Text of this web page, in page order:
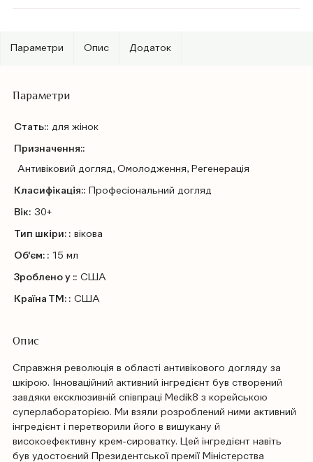
Параметри Опис Додаток
Параметри
Стать:: для жінок
Призначення::
Антивіковий догляд, Омолодження, Регенерація
Класифікація:: Профеcіональний догляд
Вік: 30+
Тип шкіри: : вікова
Об'єм: : 15 мл
Зроблено у :: США
Країна ТМ: : США
Опис
Справжня революція в області антивікового догляду за
шкірою. Інноваційний активний інгредієнт був створений
завдяки ексклюзивній співпраці Medik8 з корейською
суперлабораторією. Ми взяли розроблений ними активний
інгредієнт і перетворили його в вишукану й
високоефективну крем-сироватку. Цей інгредієнт навіть
був удостоєний Президентської премії Міністерства